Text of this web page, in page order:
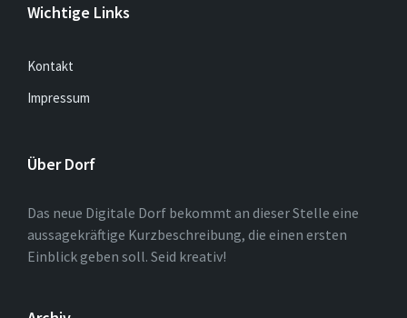
Wichtige Links
Kontakt
Impressum
Über Dorf
Das neue Digitale Dorf bekommt an dieser Stelle eine
aussagekräftige Kurzbeschreibung, die einen ersten
Einblick geben soll. Seid kreativ!